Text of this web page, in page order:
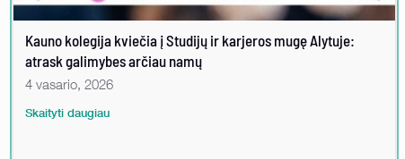
Kauno kolegija kviečia į Studijų ir karjeros mugę Alytuje:
atrask galimybes arčiau namų
4 vasario, 2026
Skaityti daugiau